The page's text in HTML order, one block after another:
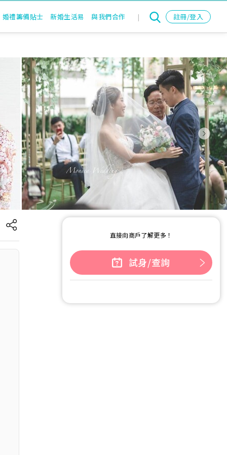
婚禮籌備貼士 新婚生活易 與我們合作 | 註冊/登入
直接向商戶了解更多！
試身/查詢